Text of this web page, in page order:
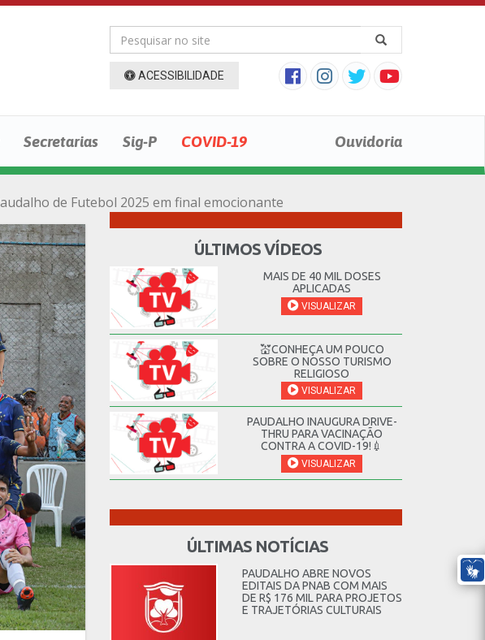
ACESSIBILIDADE
Secretarias Sig-P COVID-19 Ouvidoria
de Futebol 2025 em final emocionante
ÚLTIMOS VÍDEOS
MAIS DE 40 MIL DOSES
APLICADAS
VISUALIZAR
💒CONHEÇA UM POUCO
SOBRE O NOSSO TURISMO
RELIGIOSO
VISUALIZAR
PAUDALHO INAUGURA DRIVE-
THRU PARA VACINAÇÃO
CONTRA A COVID-19!💉
VISUALIZAR
ÚLTIMAS NOTÍCIAS
PAUDALHO ABRE NOVOS
EDITAIS DA PNAB COM MAIS
DE R$ 176 MIL PARA PROJETOS
E TRAJETÓRIAS CULTURAIS